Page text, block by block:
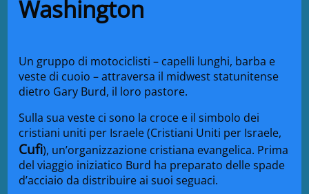
Washington
Un gruppo di motociclisti – capelli lunghi, barba e
veste di cuoio – attraversa il midwest statunitense
dietro Gary Burd, il loro pastore.
Sulla sua veste ci sono la croce e il simbolo dei
cristiani uniti per Israele (Cristiani Uniti per Israele,
Cufi), un’organizzazione cristiana evangelica. Prima
del viaggio iniziatico Burd ha preparato delle spade
d’acciaio da distribuire ai suoi seguaci.